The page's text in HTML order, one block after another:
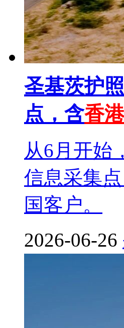
圣基茨护
点，含香港
从6月开始
信息采集点
国客户。
2026-06-26